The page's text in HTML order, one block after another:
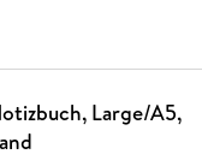
Large/A5,